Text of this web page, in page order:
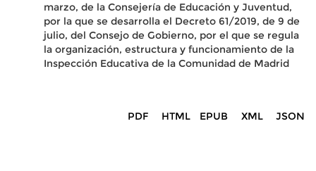
marzo, de la Consejería de Educación y Juventud,
por la que se desarrolla el Decreto 61/2019, de 9 de
julio, del Consejo de Gobierno, por el que se regula
la organización, estructura y funcionamiento de la
Inspección Educativa de la Comunidad de Madrid
PDF HTML EPUB XML JSON